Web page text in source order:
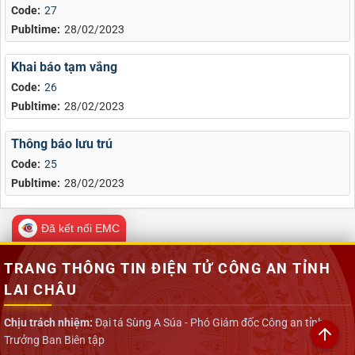
Code: 27
Publtime: 28/02/2023
Code: 26
Publtime: 28/02/2023
Khai báo tạm vắng
Code: 25
Publtime: 28/02/2023
Thông báo lưu trú
Đã kết nối EMC
TRANG THÔNG TIN ĐIỆN TỬ CÔNG AN TỈNH
LAI CHÂU
Chịu trách nhiệm:Đại tá Sùng A Súa - Phó Giám đốc Công an tỉnh -
Trưởng Ban Biên tập